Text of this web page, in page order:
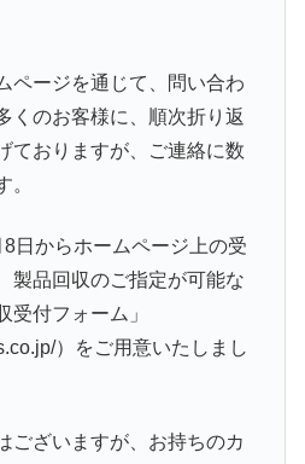
ページを通じて、問い合わ
くのお客様に、順次折り返
ておりますが、ご連絡に数
。
日からホームページ上の受
製品回収のご指定が可能な
受付フォーム」
）をご用意いたしまし
ございますが、お持ちのカ